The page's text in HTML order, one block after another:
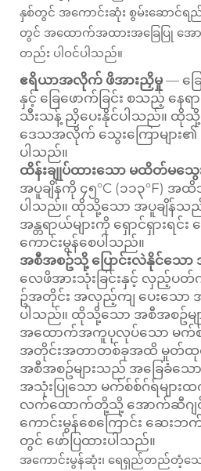
နှစ်တွင် အကောင်းဆုံး စွမ်းဆောင်ရ
တွင် အထောက်အထားအခြေပြု အေ
တည်း ပါဝင်ပါသည်။
ဧရိယာအလိုက် ဖိအားညှိမှု— ခြ
နှင့် ခြေဖောက်ခြင်း စသည့် နေ
သီးသန့် ညှိပေးနိုင်ပါသည်။ ထို
ဒေသအလိုက် သွေးကြောများ
ပါသည်။
ထိန်းချုပ်ထားသော မထိတ်မသွေ
အပူချိန်ကို ၄၅°C (၁၁၃°F)
ပါသည်။ ထိုသို့သော အပူချိန်သည်
အန္တရာယ်များကို ရှောင်ရှားရ
ကောင်းမွန်စေပါသည်။
အစီအစဥ်သို့ ပြောင်းလဲနိုင်သော
လေဖိအားသုံးခြင်းနှင့် လှည့်ပ
ဥ်အတိုင်း အလှည့်ကျ ပေးသော အ
ပါသည်။ ထိုသို့သော အစီအစဥ်
အထောက်အကူပုလုပ်သော မက်စ်စ်
အတိုင်းအတာတစ်ခုအထိ မှုတ်ထု
အစီအစဥ်များသည် အခြေခံသော
အသုံးပြုသော မက်စ်စ်ဂ်ရ်များ
လက်ထောက်တို့သို့ အောက်ဆီဂျင်
ကောင်းမွန်စေကြောင်း ဆေးဘ
တွင် ဖော်ပြထားပါသည်။
အကောင်းမွန်ဆုံး၊ ရေရှည်တည်တံ့သေ